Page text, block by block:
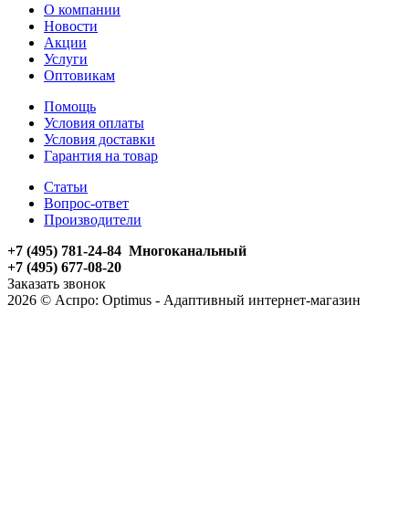
О компании
Новости
Акции
Услуги
Оптовикам
Помощь
Условия оплаты
Условия доставки
Гарантия на товар
Статьи
Вопрос-ответ
Производители
+7 (495) 781-24-84 Многоканальный
+7 (495) 677-08-20
Заказать звонок
2026 © Аспро: Optimus - Адаптивный интернет-магазин